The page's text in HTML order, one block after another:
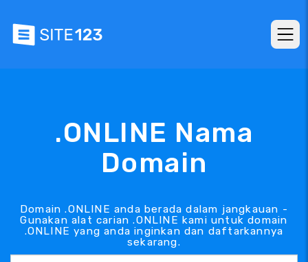
.ONLINE Nama
Domain
Domain .ONLINE anda berada dalam jangkauan -
Gunakan alat carian .ONLINE kami untuk domain
.ONLINE yang anda inginkan dan daftarkannya
sekarang.